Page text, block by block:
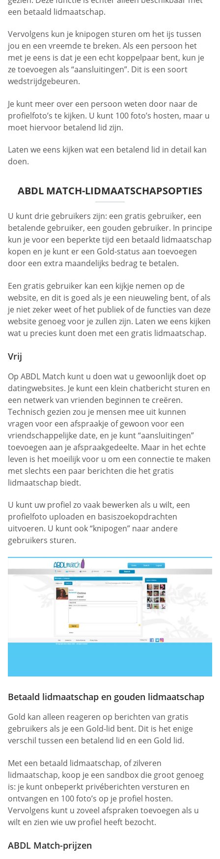
een betaald lidmaatschap.
Vervolgens kun je knipogen sturen om het ijs tussen
jou en een vreemde te breken. Als een persoon het
met je eens is dat je een echt koppelpaar bent, kun je
ze toevoegen als “aansluitingen”. Dit is een soort
wedstrijdgebeuren.
Je kunt meer over een persoon weten door naar de
profielfoto’s te kijken. U kunt 100 foto’s hosten, maar u
moet hiervoor betalend lid zijn.
Laten we eens kijken wat een betalend lid in detail kan
doen.
ABDL MATCH-LIDMAATSCHAPSOPTIES
U kunt drie gebruikers zijn: een gratis gebruiker, een
betalende gebruiker, een gouden gebruiker. In principe
kun je voor een beperkte tijd een betaald lidmaatschap
kopen en je kunt er een Gold-status aan toevoegen
door een extra maandelijks bedrag te betalen.
Een gratis gebruiker kan een kijkje nemen op de
website, en dit is goed als je een nieuweling bent, of als
je niet zeker weet of het publiek of de functies van deze
website genoeg voor je zullen zijn. Laten we eens kijken
wat u precies kunt doen met een gratis lidmaatschap.
Vrij
Op ABDL Match kunt u doen wat u gewoonlijk doet op
datingwebsites. Je kunt een klein chatbericht sturen en
een netwerk van vrienden beginnen te creëren.
Technisch gezien zou je mensen mee uit kunnen
vragen voor een afspraakje of gewoon voor een
vriendschappelijke date, en je kunt “aansluitingen”
toevoegen aan je afspraakgedeelte. Maar in het echte
leven is het moeilijk voor u om een connectie te maken
met slechts een paar berichten die het gratis
lidmaatschap biedt.
U kunt uw profiel zo vaak bewerken als u wilt, een
profielfoto uploaden en basiszoekopdrachten
uitvoeren. U kunt ook “knipogen” naar andere
gebruikers sturen.
Betaald lidmaatschap en gouden lidmaatschap
Gold kan alleen reageren op berichten van gratis
gebruikers als je een Gold-lid bent. Dit is het enige
verschil tussen een betalend lid en een Gold lid.
Met een betaald lidmaatschap, of zilveren
lidmaatschap, koop je een sandbox die groot genoeg
is: je kunt onbeperkt privéberichten versturen en
ontvangen en 100 foto’s op je profiel hosten.
Vervolgens kunt u zoveel afspraken toevoegen als u
wilt en zien wie uw profiel heeft bezocht.
ABDL Match-prijzen